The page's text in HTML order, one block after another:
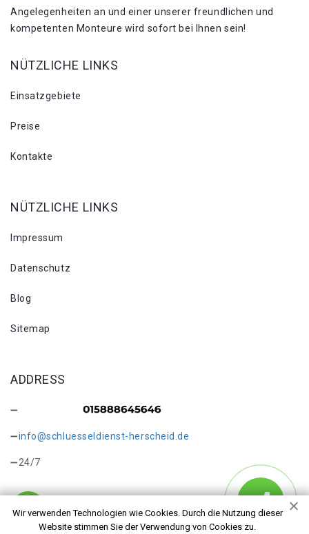
Wir verwenden Technologien wie Cookies. Durch die Nutzung dieser
Website stimmen Sie der Verwendung von Cookies zu.
Angelegenheiten an und einer unserer freundlichen und
kompetenten Monteure wird sofort bei Ihnen sein!
NÜTZLICHE LINKS
Einsatzgebiete
Preise
Kontakte
NÜTZLICHE LINKS
Impressum
Datenschutz
Blog
Sitemap
ADDRESS
info@schluesseldienst-herscheid.de
24/7